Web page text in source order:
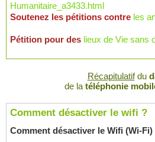
Humanitaire_a3433.html
Soutenez les pétitions contre les
Pétition pour des lieux de Vie sans
Récapitulatifdu
de la téléphonie
Comment désactiver le wifi ?
Comment désactiver le Wifi (Wi-Fi)